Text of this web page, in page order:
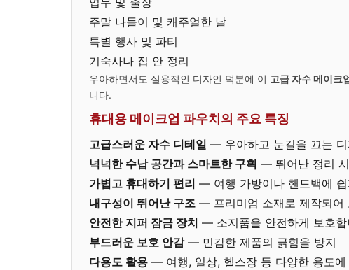
주말 나들이 및 캐주얼한 날
특별 행사 및 파티
기숙사나 집 안 정리
우아하면서도 실용적인 디자인 덕분에 이 고급 자수 메이크
니다.
휴대용 메이크업 파우치의 주요 특징
고급스러운 자수 디테일 — 우아하고 눈길을 끄는 디
넉넉한 수납 공간과 스마트한 구획 — 뛰어난 정리
가볍고 휴대하기 편리 — 여행 가방이나 핸드백에
내구성이 뛰어난 구조 — 프리미엄 소재로 제작되어
안전한 지퍼 잠금 장치 — 소지품을 안전하게 보호합
부드러운 보호 안감— 민감한 제품의 긁힘을 방지
다용도 활용 — 여행, 일상, 헬스장 등 다양한 용도에